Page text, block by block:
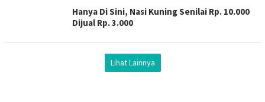
Hanya Di Sini, Nasi Kuning Senilai Rp. 10.000
Dijual Rp. 3.000
Lihat Lainnya